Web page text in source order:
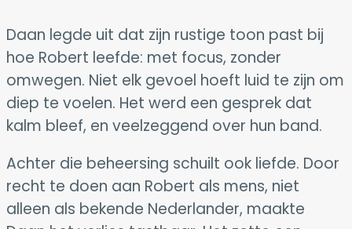
Daan legde uit dat zijn rustige toon past bij
hoe Robert leefde: met focus, zonder
omwegen. Niet elk gevoel hoeft luid te zijn om
diep te voelen. Het werd een gesprek dat
kalm bleef, en veelzeggend over hun band.
Achter die beheersing schuilt ook liefde. Door
recht te doen aan Robert als mens, niet
alleen als bekende Nederlander, maakte